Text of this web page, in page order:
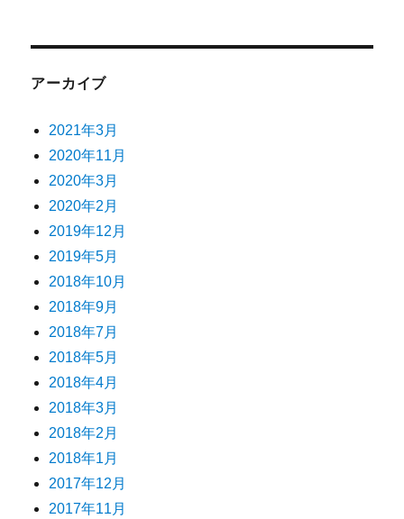
アーカイブ
2021年3月
2020年11月
2020年3月
2020年2月
2019年12月
2019年5月
2018年10月
2018年9月
2018年7月
2018年5月
2018年4月
2018年3月
2018年2月
2018年1月
2017年12月
2017年11月